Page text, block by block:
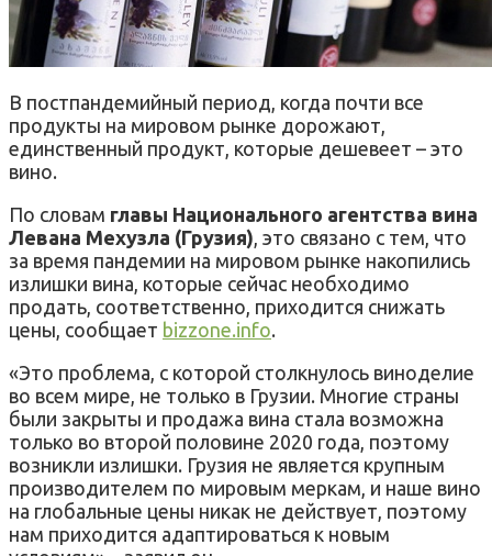
В постпандемийный период, когда почти все
продукты на мировом рынке дорожают,
единственный продукт, которые дешевеет – это
вино.
По словам главы Национального агентства вина
Левана Мехузла (Грузия) , это связано с тем, что
за время пандемии на мировом рынке накопились
излишки вина, которые сейчас необходимо
продать, соответственно, приходится снижать
цены, сообщает bizzone.info.
«Это проблема, с которой столкнулось виноделие
во всем мире, не только в Грузии. Многие страны
были закрыты и продажа вина стала возможна
только во второй половине 2020 года, поэтому
возникли излишки. Грузия не является крупным
производителем по мировым меркам, и наше вино
на глобальные цены никак не действует, поэтому
нам приходится адаптироваться к новым